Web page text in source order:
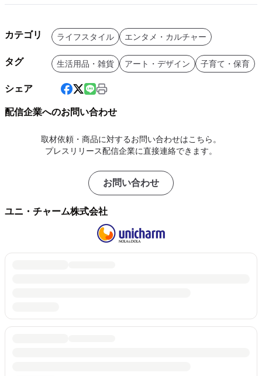
カテゴリ ライフスタイル エンタメ・カルチャー
タグ 生活用品・雑貨 アート・デザイン 子育て・保育
シェア
配信企業へのお問い合わせ
取材依頼・商品に対するお問い合わせはこちら。
プレスリリース配信企業に直接連絡できます。
お問い合わせ
ユニ・チャーム株式会社